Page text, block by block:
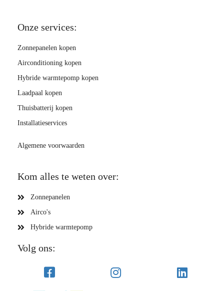
Onze services:
Zonnepanelen kopen
Airconditioning kopen
Hybride warmtepomp kopen
Laadpaal kopen
Thuisbatterij kopen
Installatieservices
Algemene voorwaarden
Kom alles te weten over:
Zonnepanelen
Airco's
Hybride warmtepomp
Volg ons: